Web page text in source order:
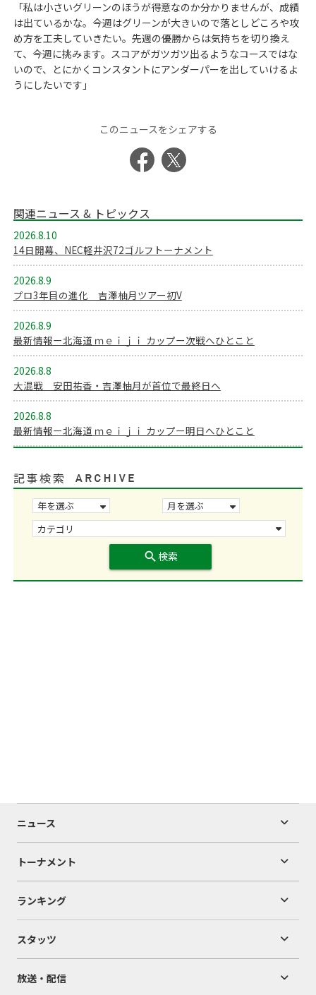
「私は小さいグリーンのほうが得意なのか分かりませんが、成績
は出ているかな。今週はグリーンが大きいので落としどころや攻
め方を工夫していきたい。先週の優勝からは気持ちを切り換え
て、今週に挑みます。スコアがガツガツ出るようなコースではな
いので、とにかくコンスタントにアンダーパーを出していけるよ
うにしたいです」
このニュースをシェアする
関連ニュース & トピックス
2026.8.10
14日開幕、NEC軽井沢72ゴルフトーナメント
2026.8.9
プロ3年目の進化 吉澤柚月ツアー初V
2026.8.9
最新情報ー北海道 ｍｅｉｊｉ カップー次戦へひとこと
2026.8.8
大混戦 安田祐香・吉澤柚月が首位で最終日へ
2026.8.8
最新情報ー北海道 ｍｅｉｊｉ カップー明日へひとこと
記事検索
search 検索
ニュース
トーナメント
ランキング
スタッツ
放送・配信